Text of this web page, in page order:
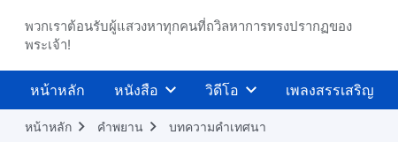
พวกเราต้อนรับผู้แสวงหาทุกคนที่ถวิลหาการทรงปรากฏของ
พระเจ้า!
หน้าหลัก หนังสือ วิดีโอ เพลงสรรเสริญ
หน้าหลัก คำพยาน บทความคำเทศนา